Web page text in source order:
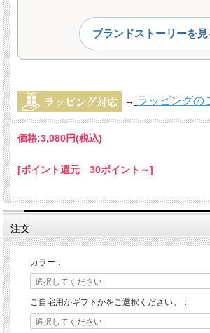
ブランドストーリーを見
→ ラッピングの
価格:3,080円(税込)
[ポイント還元 30ポイント～]
注文
カラー：
ご自宅用かギフトかをご選択ください。：